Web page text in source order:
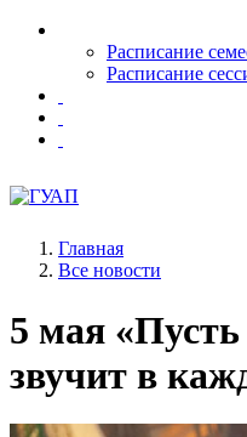
Расписание
Расписание
Главная
Все новости
5 мая
звучит в